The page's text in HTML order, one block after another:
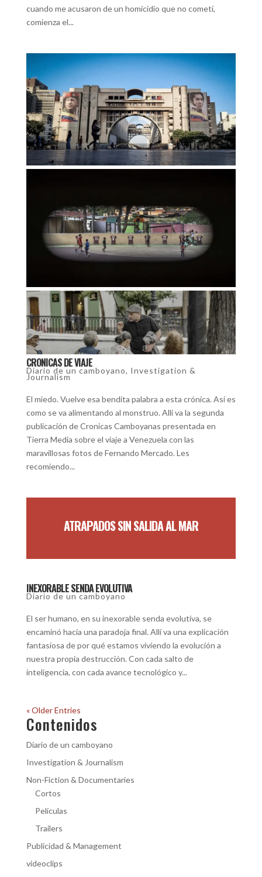
cuando me acusaron de un homicidio que no cometí,
comienza el...
CRONICAS DE VIAJE
Diario de un camboyano, Investigation &
Journalism
El miedo. Vuelve esa bendita palabra a esta crónica. Así es
como se va alimentando al monstruo. Alli va la segunda
publicación de Cronicas Camboyanas presentada en
Tierra Media sobre el viaje a Venezuela con las
maravillosas fotos de Fernando Mercado. Les
recomiendo...
ATRAPADOS SIN SALIDA AL MAR
INEXORABLE SENDA EVOLUTIVA
Diario de un camboyano
El ser humano, en su inexorable senda evolutiva, se
encaminó hacia una paradoja final. Allí va una explicación
fantasiosa de por qué estamos viviendo la evolución a
nuestra propia destrucción. Con cada salto de
inteligencia, con cada avance tecnológico y...
« Older Entries
Contenidos
Diario de un camboyano
Investigation & Journalism
Non-Fiction & Documentaries
Cortos
Películas
Trailers
Publicidad & Management
videoclips